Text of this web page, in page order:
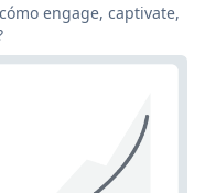
engage, captivate,